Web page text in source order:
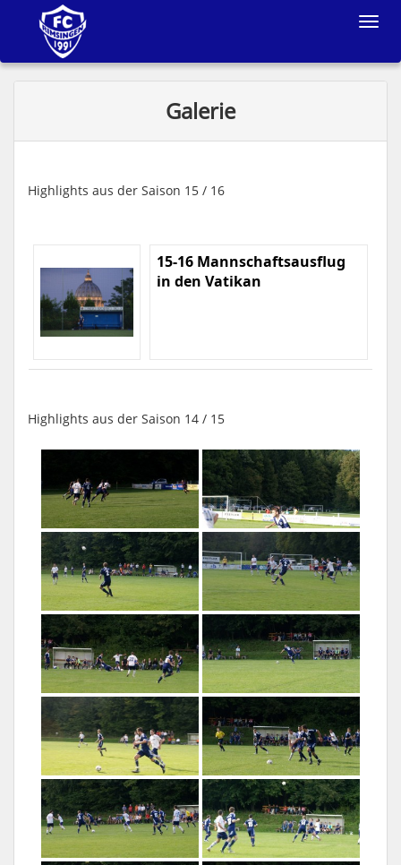
Toggle
Galerie
Highlights aus der Saison 15 / 16
15-16 Mannschaftsausflug
in den Vatikan
Highlights aus der Saison 14 / 15